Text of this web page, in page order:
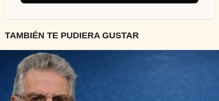
TAMBIÉN TE PUDIERA GUSTAR